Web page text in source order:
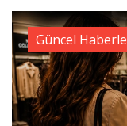
Güncel